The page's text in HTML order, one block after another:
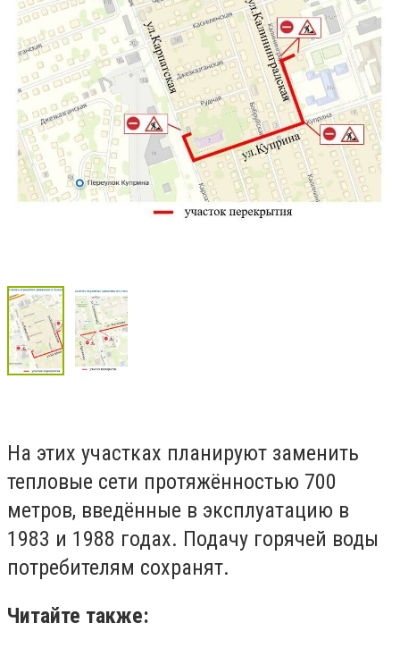
На этих участках планируют заменить
тепловые сети протяжённостью 700
метров, введённые в эксплуатацию в
1983 и 1988 годах. Подачу горячей воды
потребителям сохранят.
Читайте также: